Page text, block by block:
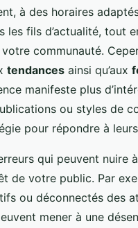
à des horaires
les fils d’actualité, tout
votre communauté.
tendances ainsi qu’aux
manifeste plus
ou styles de
pour répondre à
qui peuvent nuire
de votre public. Par
ou déconnectés des
mener à une